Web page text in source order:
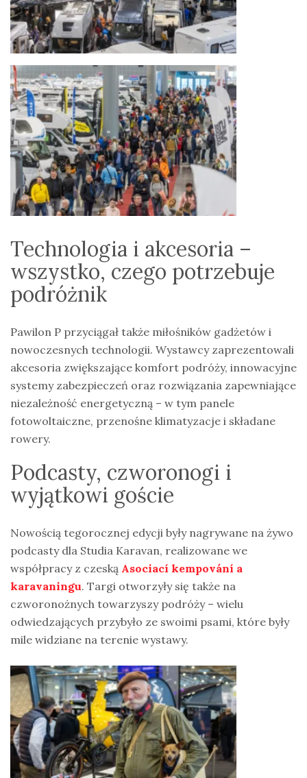
Technologia i akcesoria –
wszystko, czego potrzebuje
podróżnik
Pawilon P przyciągał także miłośników gadżetów i
nowoczesnych technologii. Wystawcy zaprezentowali
akcesoria zwiększające komfort podróży, innowacyjne
systemy zabezpieczeń oraz rozwiązania zapewniające
niezależność energetyczną – w tym panele
fotowoltaiczne, przenośne klimatyzacje i składane
rowery.
Podcasty, czworonogi i
wyjątkowi goście
Nowością tegorocznej edycji były nagrywane na żywo
podcasty dla Studia Karavan, realizowane we
współpracy z czeską Asociací kempování a
karavaningu. Targi otworzyły się także na
czworonożnych towarzyszy podróży – wielu
odwiedzających przybyło ze swoimi psami, które były
mile widziane na terenie wystawy.